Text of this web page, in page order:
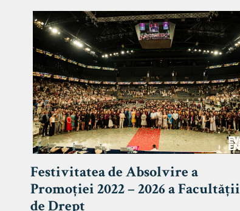
Festivitatea de Absolvire a
Promoției 2022 – 2026 a Facultății
de Drept